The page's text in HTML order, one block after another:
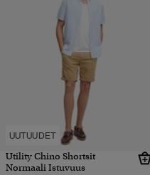
UUTUUDET
Utility Chino Shortsit
Normaali Istuvuus